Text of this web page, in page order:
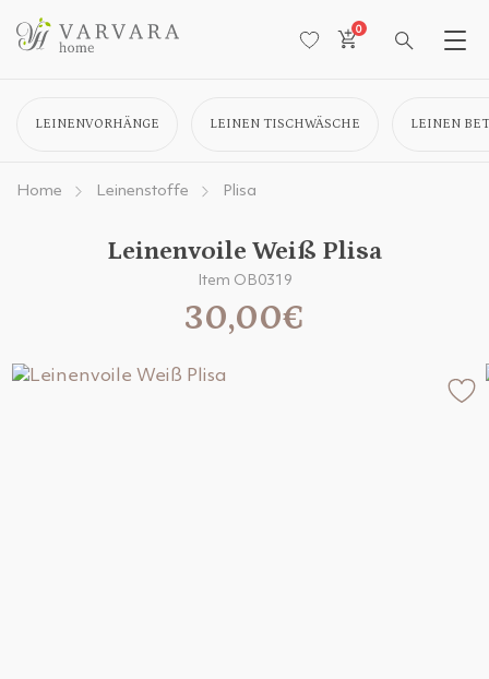
0
LEINENVORHÄNGE LEINEN TISCHWÄSCHE LEINEN
Home Leinenstoffe Plisa
Leinenvoile Weiß Plisa
Item OB0319
30,00€